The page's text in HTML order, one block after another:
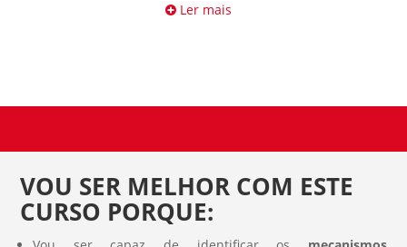
Ler mais
VOU SER MELHOR COM ESTE
CURSO PORQUE: